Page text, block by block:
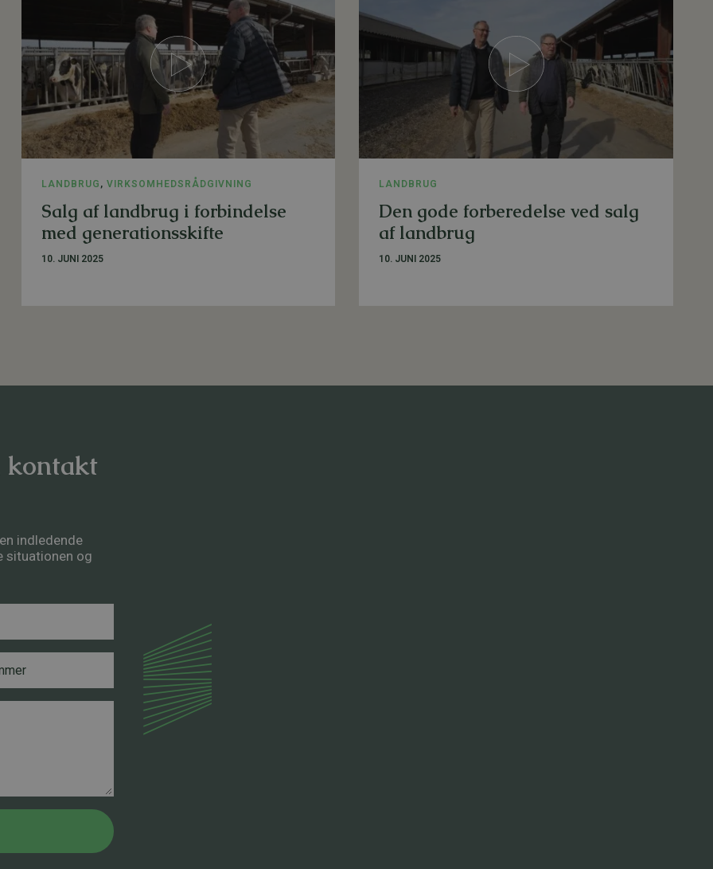
LANDBRUG , VIRKSOMHEDSRÅDGIVNING
Salg af landbrug i forbindelse
med generationsskifte
10. JUNI 2025
LANDBRUG
Den gode forberedelse ved salg
af landbrug
10. JUNI 2025
kontakt
indledende
situationen og